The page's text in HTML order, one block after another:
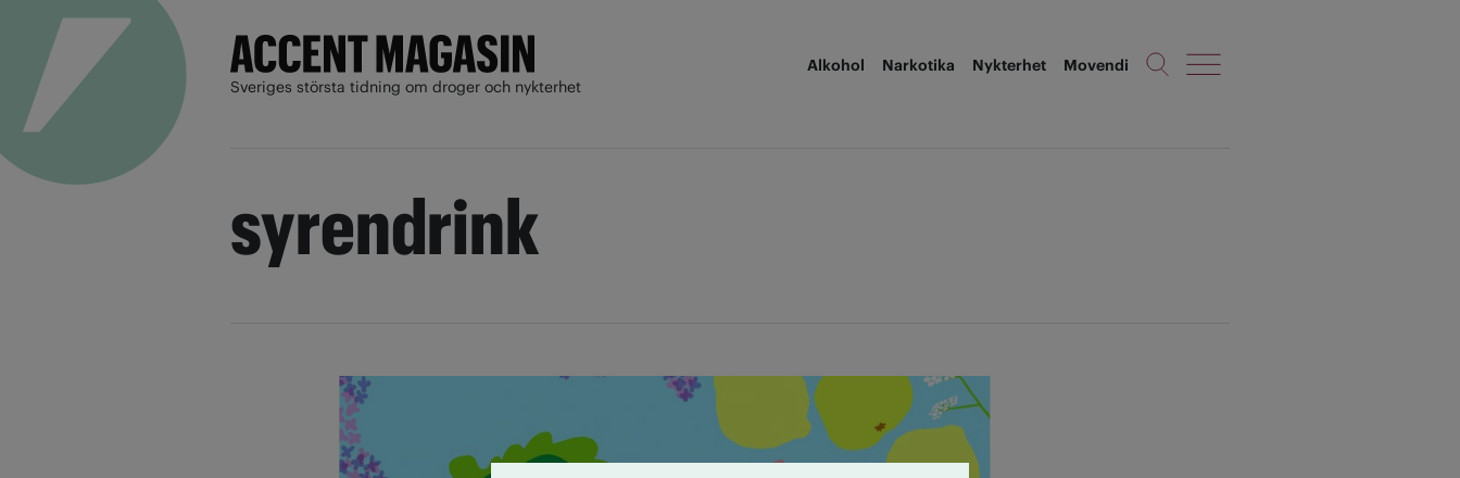
Sveriges största tidning om droger och nykterhet
Alkohol Narkotika Nykterhet Movendi
syrendrink